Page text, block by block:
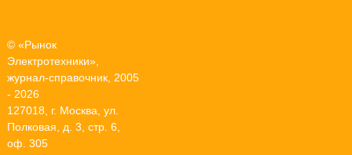
© «Рынок
Электротехники»,
журнал-справочник, 2005
- 2026
127018, г. Москва, ул.
Полковая, д. 3, стр. 6,
оф. 305